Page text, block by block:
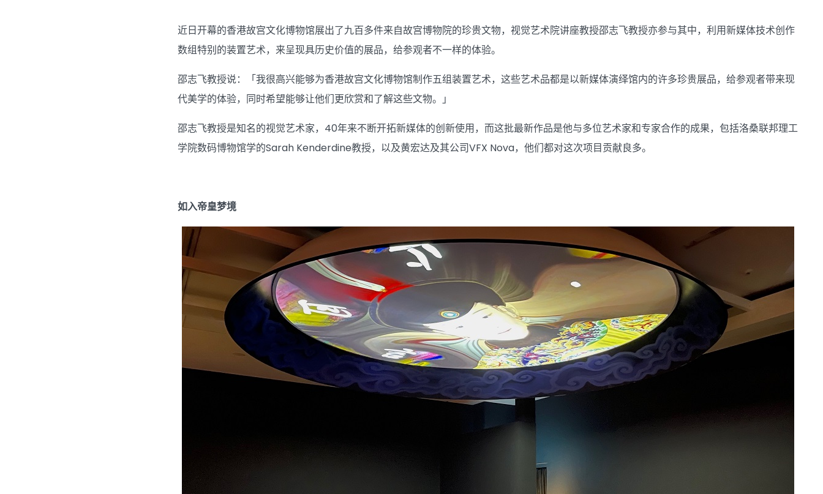
近日开幕的香港故宫文化博物馆展出了九百多件来自故宫博物院的珍贵文物，视觉艺术院讲座教授邵志飞教授亦参与其中，利用新媒体技术创作
数组特别的装置艺术，来呈现具历史价值的展品，给参观者不一样的体验。
邵志飞教授说：「我很高兴能够为香港故宫文化博物馆制作五组装置艺术，这些艺术品都是以新媒体演绎馆内的许多珍贵展品，给参观者带来现
代美学的体验，同时希望能够让他们更欣赏和了解这些文物。」
邵志飞教授是知名的视觉艺术家，40年来不断开拓新媒体的创新使用，而这批最新作品是他与多位艺术家和专家合作的成果，包括洛桑联邦理工
学院数码博物馆学的Sarah Kenderdine教授，以及黄宏达及其公司VFX Nova，他们都对这次项目贡献良多。
如入帝皇梦境